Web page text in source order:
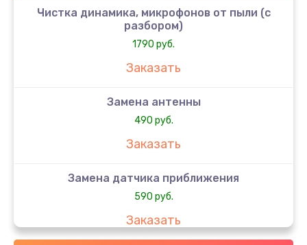
Чистка динамика, микрофонов от пыли (с
разбором)
1790 руб.
Заказать
Замена антенны
490 руб.
Заказать
Замена датчика приближения
590 руб.
Заказать